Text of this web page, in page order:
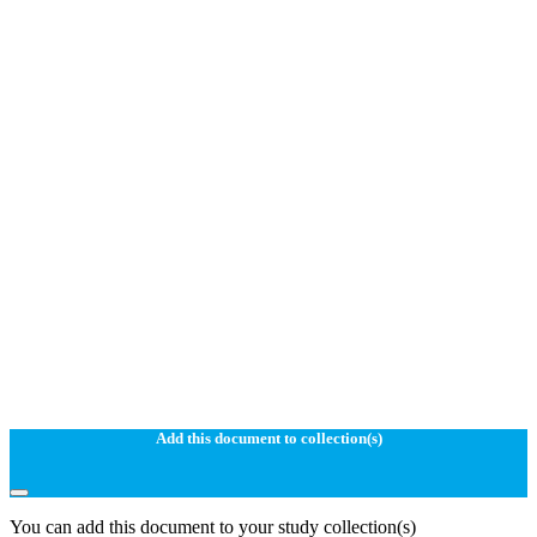
Add this document to collection(s)
You can add this document to your study collection(s)